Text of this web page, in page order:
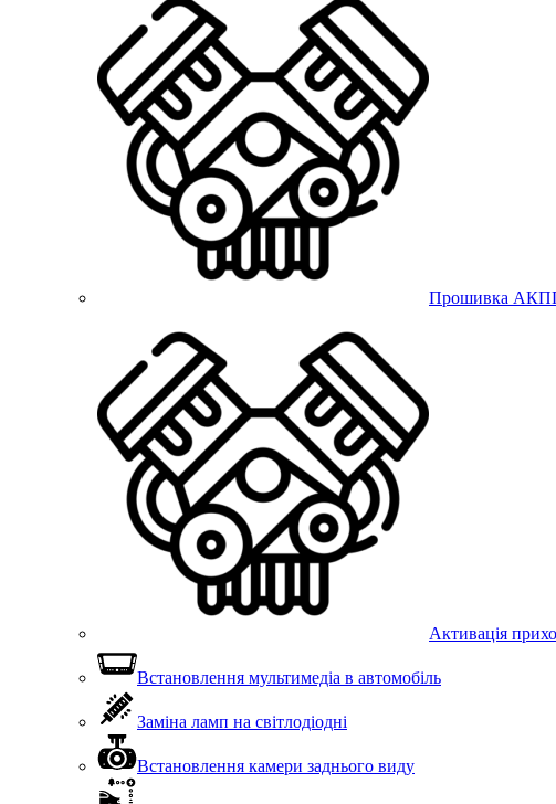
Прошивка
Активація
Встановлення мультимедіа в автомобіль
Заміна ламп на світлодіодні
Встановлення камери заднього виду